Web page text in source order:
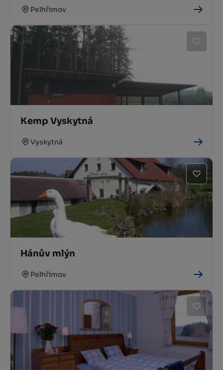
Pelhřimov
Kemp Vyskytná
Vyskytná
Hánův mlýn
Pelhřimov